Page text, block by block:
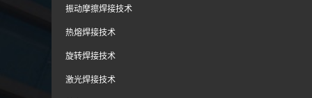
振动摩擦焊接技术
热熔焊接技术
旋转焊接技术
激光焊接技术